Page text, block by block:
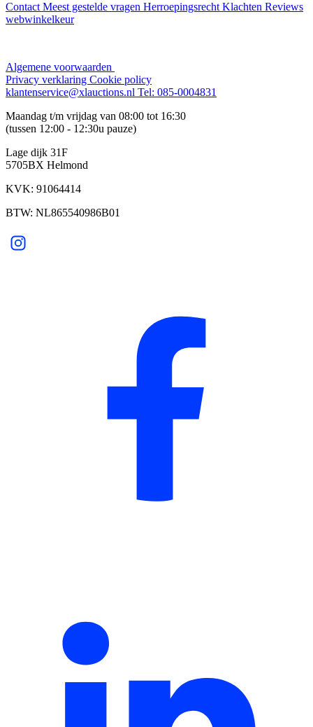
Contact Meest gestelde vragen Herroepingsrecht Klachten Reviews
webwinkelkeur
Algemene voorwaarden
Privacy verklaring Cookie policy
klantenservice@xlauctions.nl Tel: 085-0004831
Maandag t/m vrijdag van 08:00 tot 16:30
(tussen 12:00 - 12:30u pauze)
Lage dijk 31F
5705BX Helmond
KVK: 91064414
BTW: NL865540986B01